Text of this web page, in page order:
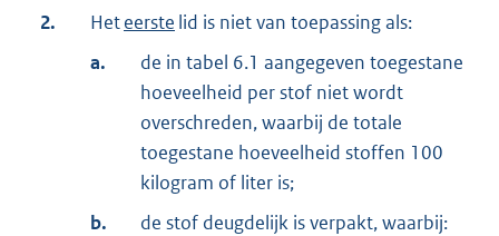
2.
Heteerste lid is niet van toepassing als:
a.
de in tabel 6.1 aangegeven toegestane
hoeveelheid per stof niet wordt
overschreden, waarbij de totale
toegestane hoeveelheid stoffen 100
kilogram of liter is;
b.
de stof deugdelijk is verpakt, waarbij: